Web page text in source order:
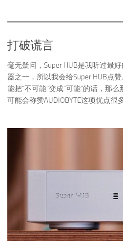
打破谎言
毫无疑问，Super HUB是我听过最
器之一，所以我会给Super HUB点
能把“不可能”变成“可能”的话，那
可能会称赞AUDIOBYTE这项优点很